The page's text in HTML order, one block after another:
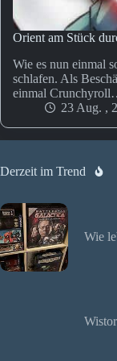
Orient am Stück
Wie es nun einmal
schlafen. Als
einmal
23 Aug. ,
Derzeit im Trend
Wie